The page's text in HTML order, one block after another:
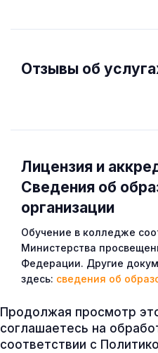
Отзывы об
Лицензия и
Cведения об
организации
Обучение в колледже
Министерства
Федерации. Другие
здесь: сведения об
Продолжая просмотр
соглашаетесь на
соответствии с